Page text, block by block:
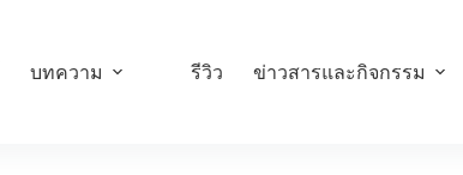
บทความ รีวิว ข่าวสารและกิจกรรม